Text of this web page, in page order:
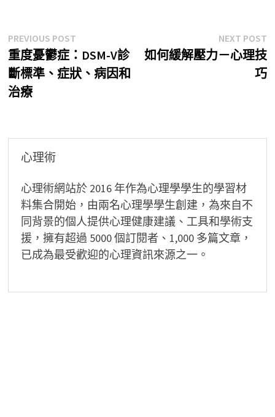
文
章
導
PREVIOUS POSTPrevious
post:
重度憂鬱症：DSM-V診
斷標準、症狀、病因和
治療
NEXT POST
如何緩解壓力－心理技
巧
心理術
心理術網站於 2016 年作為心理學學生的學習材
料集合開始，由兩名心理學學生創建，為來自不
同背景的個人提供心理健康建議、工具和學術支
援，擁有超過 5000 個訂閱者、1,000 多篇文章，
已成為最受歡迎的心理資訊來源之一。